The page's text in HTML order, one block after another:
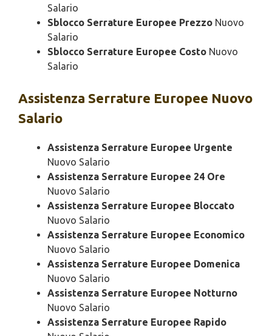
Salario
Sblocco Serrature Europee Prezzo Nuovo
Salario
Sblocco Serrature Europee Costo Nuovo
Salario
Assistenza Serrature Europee Nuovo
Salario
Assistenza Serrature Europee Urgente
Nuovo Salario
Assistenza Serrature Europee 24 Ore
Nuovo Salario
Assistenza Serrature Europee Bloccato
Nuovo Salario
Assistenza Serrature Europee Economico
Nuovo Salario
Assistenza Serrature Europee Domenica
Nuovo Salario
Assistenza Serrature Europee Notturno
Nuovo Salario
Assistenza Serrature Europee Rapido